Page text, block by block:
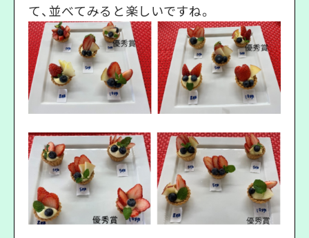
て、並べてみると楽しいですね。